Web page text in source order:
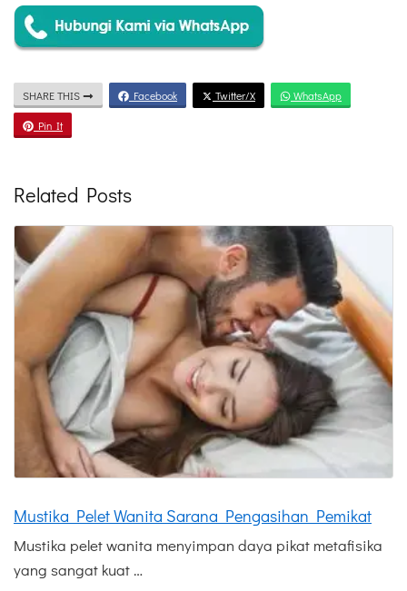
SHARE THIS Facebook Twitter/X WhatsApp
Pin It
Related Posts
Mustika Pelet Wanita Sarana Pengasihan Pemikat
Mustika pelet wanita menyimpan daya pikat metafisika
yang sangat kuat …